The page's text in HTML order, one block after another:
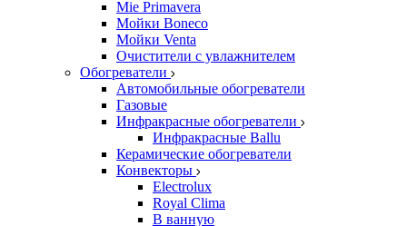
Mie Primavera
Мойки Boneco
Мойки Venta
Очистители с увлажнителем
Обогреватели
Автомобильные обогреватели
Газовые
Инфракрасные обогреватели
Инфракрасные Ballu
Керамические обогреватели
Конвекторы
Electrolux
Royal Clima
В ванную